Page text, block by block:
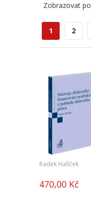
Zobrazovat po
1 2
Radek Halíček
470,00 Kč